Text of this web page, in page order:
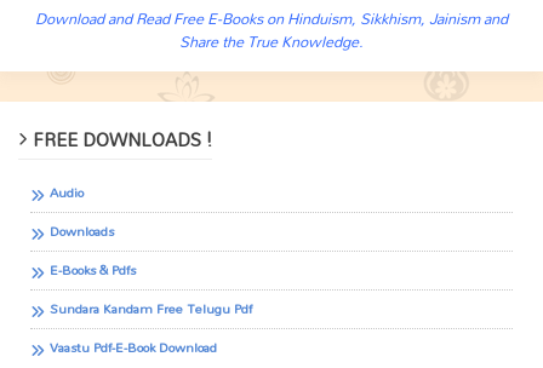
Download and Read Free E-Books on Hinduism, Sikkhism, Jainism and
Share the True Knowledge.
FREE DOWNLOADS !
Audio
Downloads
E-Books & Pdfs
Sundara Kandam Free Telugu Pdf
Vaastu Pdf-E-Book Download